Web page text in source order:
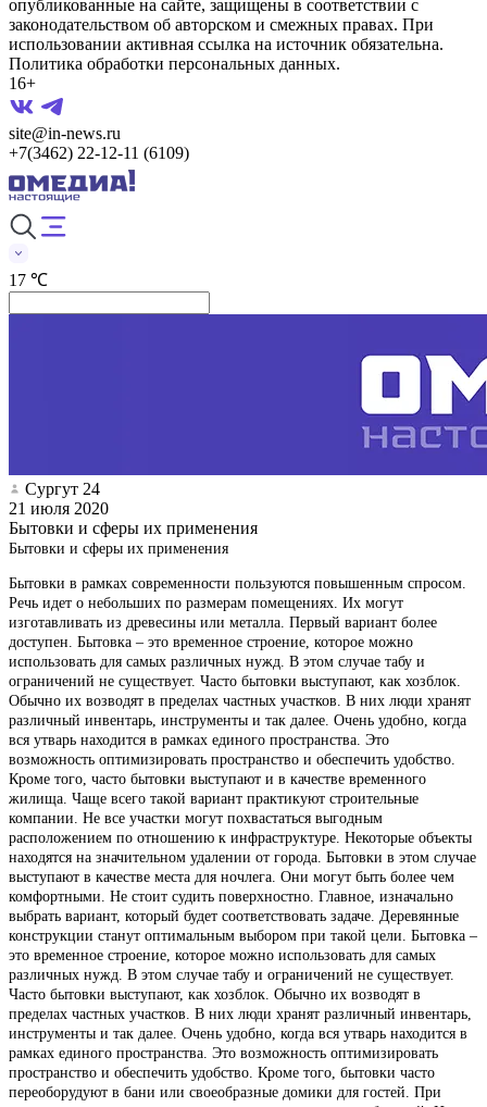
опубликованные на сайте, защищены в соответствии с
законодательством об авторском и смежных правах. При
использовании активная ссылка на источник обязательна.
Политика обработки персональных данных.
16+
site@in-news.ru
+7(3462) 22-12-11 (6109)
17 ℃
Сургут 24
21 июля 2020
Бытовки и сферы их применения
Бытовки и сферы их применения
Бытовки в рамках современности пользуются повышенным спросом.
Речь идет о небольших по размерам помещениях. Их могут
изготавливать из древесины или металла. Первый вариант более
доступен. Бытовка – это временное строение, которое можно
использовать для самых различных нужд. В этом случае табу и
ограничений не существует. Часто бытовки выступают, как хозблок.
Обычно их возводят в пределах частных участков. В них люди хранят
различный инвентарь, инструменты и так далее. Очень удобно, когда
вся утварь находится в рамках единого пространства. Это
возможность оптимизировать пространство и обеспечить удобство.
Кроме того, часто бытовки выступают и в качестве временного
жилища. Чаще всего такой вариант практикуют строительные
компании. Не все участки могут похвастаться выгодным
расположением по отношению к инфраструктуре. Некоторые объекты
находятся на значительном удалении от города. Бытовки в этом случае
выступают в качестве места для ночлега. Они могут быть более чем
комфортными. Не стоит судить поверхностно. Главное, изначально
выбрать вариант, который будет соответствовать задаче. Деревянные
конструкции станут оптимальным выбором при такой цели. Бытовка –
это временное строение, которое можно использовать для самых
различных нужд. В этом случае табу и ограничений не существует.
Часто бытовки выступают, как хозблок. Обычно их возводят в
пределах частных участков. В них люди хранят различный инвентарь,
инструменты и так далее. Очень удобно, когда вся утварь находится в
рамках единого пространства. Это возможность оптимизировать
пространство и обеспечить удобство. Кроме того, бытовки часто
переоборудуют в бани или своеобразные домики для гостей. При